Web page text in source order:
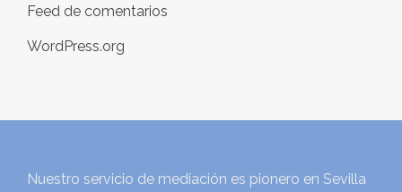
Feed de comentarios
WordPress.org
Nuestro servicio de mediación es pionero en Sevilla